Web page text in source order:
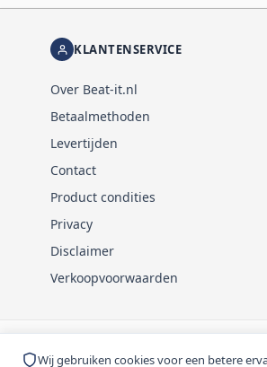
Wij gebruiken cookies voor een betere
KLANTENSERVICE
Over Beat-it.nl
Betaalmethoden
Levertijden
Contact
Product condities
Privacy
Disclaimer
Verkoopvoorwaarden
© 1999-2026 Beat-it.nl. Vermelde prijzen